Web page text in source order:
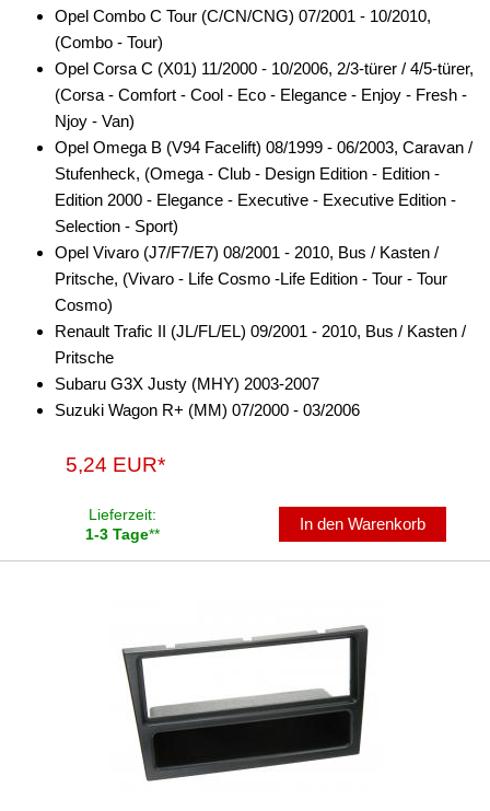
Entstörmaterial
Ersatzteile
Fahrzeughalter
Fernbedienungen
Freischaltmodule
Freisprechadapter
Frequenzweichen
Handyhalterungen
iPod
kabellos Laden
Lautsprecherkabel
Marderschutz
Multimediainterface
Opel Combo C Tour (C/CN/CNG) 07/2001 - 10/2010,
(Combo - Tour)
Opel Corsa C (X01) 11/2000 - 10/2006, 2/3-türer / 4/5-türer,
(Corsa - Comfort - Cool - Eco - Elegance - Enjoy - Fresh -
Njoy - Van)
Opel Omega B (V94 Facelift) 08/1999 - 06/2003, Caravan /
Stufenheck, (Omega - Club - Design Edition - Edition -
Edition 2000 - Elegance - Executive - Executive Edition -
Selection - Sport)
Opel Vivaro (J7/F7/E7) 08/2001 - 2010, Bus / Kasten /
Pritsche, (Vivaro - Life Cosmo -Life Edition - Tour - Tour
Cosmo)
Renault Trafic II (JL/FL/EL) 09/2001 - 2010, Bus / Kasten /
Pritsche
Subaru G3X Justy (MHY) 2003-2007
Suzuki Wagon R+ (MM) 07/2000 - 03/2006
5,24 EUR*
Lieferzeit:
1-3 Tage**
In den Warenkorb